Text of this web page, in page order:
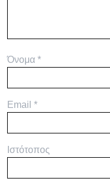
Όνομα *
Email *
Ιστότοπος